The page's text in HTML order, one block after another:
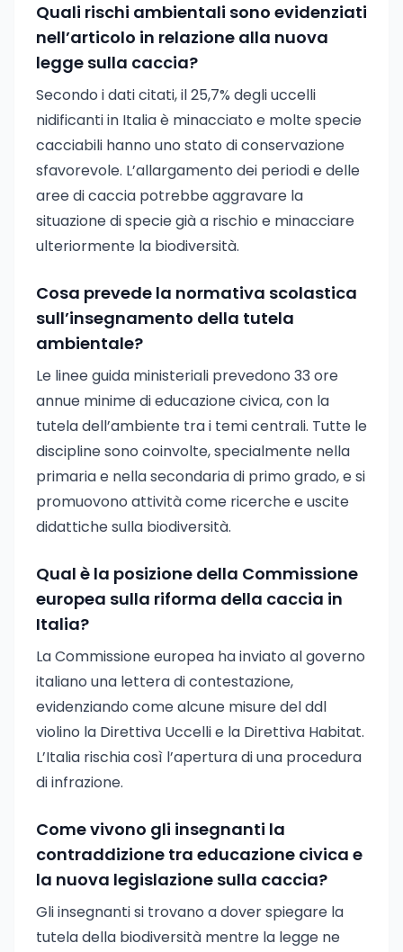
Quali rischi ambientali sono evidenziati
nell’articolo in relazione alla nuova
legge sulla caccia?
Secondo i dati citati, il 25,7% degli uccelli
nidificanti in Italia è minacciato e molte specie
cacciabili hanno uno stato di conservazione
sfavorevole. L’allargamento dei periodi e delle
aree di caccia potrebbe aggravare la
situazione di specie già a rischio e minacciare
ulteriormente la biodiversità.
Cosa prevede la normativa scolastica
sull’insegnamento della tutela
ambientale?
Le linee guida ministeriali prevedono 33 ore
annue minime di educazione civica, con la
tutela dell’ambiente tra i temi centrali. Tutte le
discipline sono coinvolte, specialmente nella
primaria e nella secondaria di primo grado, e si
promuovono attività come ricerche e uscite
didattiche sulla biodiversità.
Qual è la posizione della Commissione
europea sulla riforma della caccia in
Italia?
La Commissione europea ha inviato al governo
italiano una lettera di contestazione,
evidenziando come alcune misure del ddl
violino la Direttiva Uccelli e la Direttiva Habitat.
L’Italia rischia così l’apertura di una procedura
di infrazione.
Come vivono gli insegnanti la
contraddizione tra educazione civica e
la nuova legislazione sulla caccia?
Gli insegnanti si trovano a dover spiegare la
tutela della biodiversità mentre la legge ne